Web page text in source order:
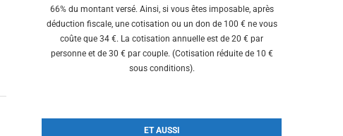
66% du montant versé. Ainsi, si vous êtes imposable, après
déduction fiscale, une cotisation ou un don de 100 € ne vous
coûte que 34 €. La cotisation annuelle est de 20 € par
personne et de 30 € par couple. (Cotisation réduite de 10 €
sous conditions).
ET AUSSI